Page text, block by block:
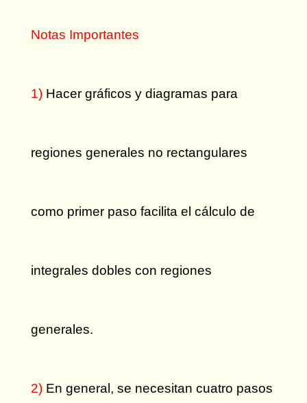
Notas Importantes
1)Hacer gráficos y diagramas para
regiones generales no rectangulares
como primer paso facilita el cálculo de
integrales dobles con regiones
generales.
2)En general, se necesitan cuatro pasos